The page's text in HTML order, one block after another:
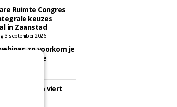
Ruimte Congres
keuzes
in Zaanstad
3 september 2026
zo voorkom je
Symposium viert